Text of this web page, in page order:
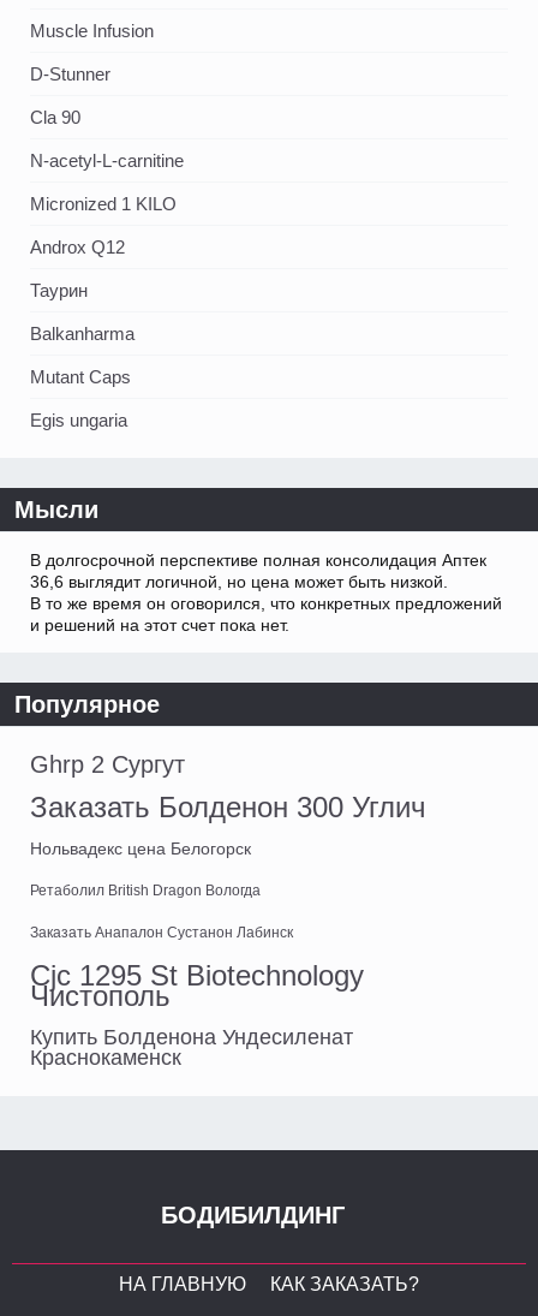
Muscle Infusion
D-Stunner
Cla 90
N-acetyl-L-carnitine
Micronized 1 KILO
Androx Q12
Таурин
Balkanharma
Mutant Caps
Egis ungaria
Мысли
В долгосрочной перспективе полная консолидация Аптек
36,6 выглядит логичной, но цена может быть низкой.
В то же время он оговорился, что конкретных предложений
и решений на этот счет пока нет.
Популярное
Ghrp 2 Сургут
Заказать Болденон 300 Углич
Нольвадекс цена Белогорск
Ретаболил British Dragon Вологда
Заказать Анапалон Сустанон Лабинск
Cjc 1295 St Biotechnology
Чистополь
Купить Болденона Ундесиленат
Краснокаменск
БОДИБИЛДИНГ
НА ГЛАВНУЮ
КАК ЗАКАЗАТЬ?